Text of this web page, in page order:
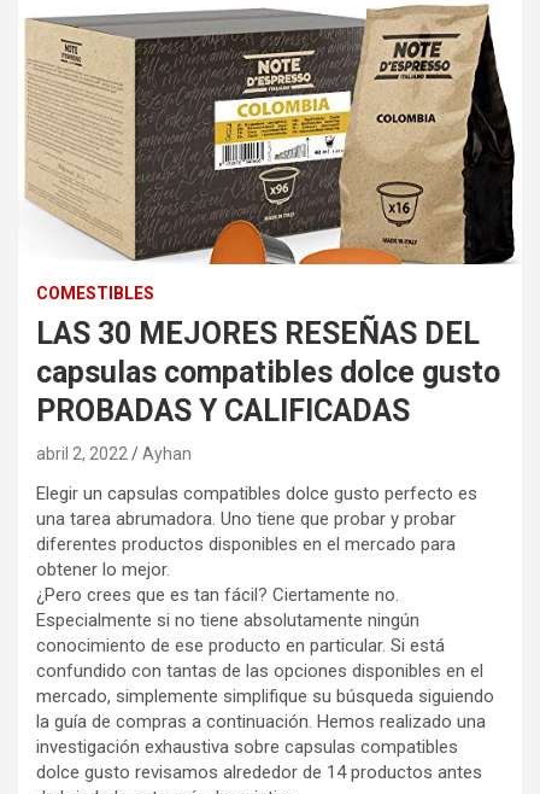
COMESTIBLES
LAS 30 MEJORES RESEÑAS DEL
capsulas compatibles dolce gusto
PROBADAS Y CALIFICADAS
abril 2, 2022 Ayhan
Elegir un capsulas compatibles dolce gusto perfecto es
una tarea abrumadora. Uno tiene que probar y probar
diferentes productos disponibles en el mercado para
obtener lo mejor.
¿Pero crees que es tan fácil? Ciertamente no.
Especialmente si no tiene absolutamente ningún
conocimiento de ese producto en particular. Si está
confundido con tantas de las opciones disponibles en el
mercado, simplemente simplifique su búsqueda siguiendo
la guía de compras a continuación. Hemos realizado una
investigación exhaustiva sobre capsulas compatibles
dolce gusto revisamos alrededor de 14 productos antes